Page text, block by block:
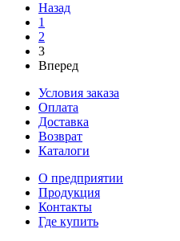
Назад
1
2
3
Вперед
Условия заказа
Оплата
Доставка
Возврат
Каталоги
О предприятии
Продукция
Контакты
Где купить